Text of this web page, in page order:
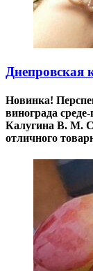
Днепровская
Новинка!
винограда
Калугина В. М.
отличного